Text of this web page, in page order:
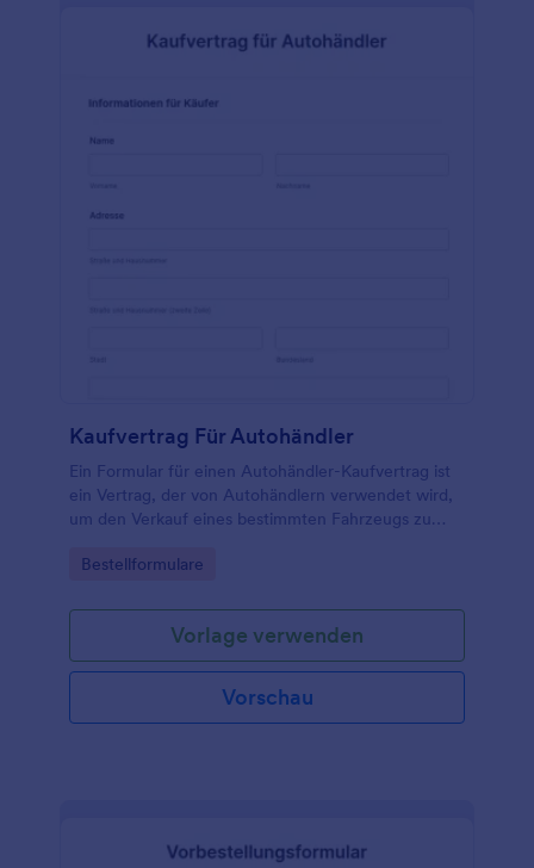
Kaufvertrag Für Autohändler
Ein Formular für einen Autohändler-Kaufvertrag ist
ein Vertrag, der von Autohändlern verwendet wird,
um den Verkauf eines bestimmten Fahrzeugs zu
Go to Category:
Bestellformulare
Vorlage verwenden
Vorschau